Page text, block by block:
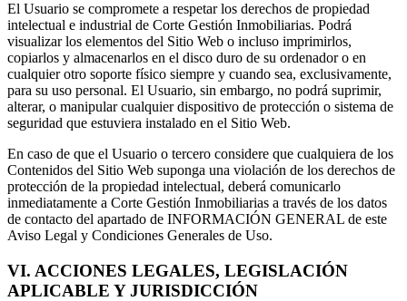
El Usuario se compromete a respetar los derechos de propiedad
intelectual e industrial de Corte Gestión Inmobiliarias. Podrá
visualizar los elementos del Sitio Web o incluso imprimirlos,
copiarlos y almacenarlos en el disco duro de su ordenador o en
cualquier otro soporte físico siempre y cuando sea, exclusivamente,
para su uso personal. El Usuario, sin embargo, no podrá suprimir,
alterar, o manipular cualquier dispositivo de protección o sistema de
seguridad que estuviera instalado en el Sitio Web.
En caso de que el Usuario o tercero considere que cualquiera de los
Contenidos del Sitio Web suponga una violación de los derechos de
protección de la propiedad intelectual, deberá comunicarlo
inmediatamente a Corte Gestión Inmobiliarias a través de los datos
de contacto del apartado de INFORMACIÓN GENERAL de este
Aviso Legal y Condiciones Generales de Uso.
VI. ACCIONES LEGALES, LEGISLACIÓN
APLICABLE Y JURISDICCIÓN